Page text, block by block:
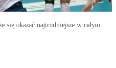
się okazać najtrudniejsze w całym